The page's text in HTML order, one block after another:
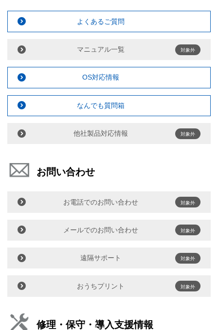
よくあるご質問
マニュアル一覧 対象外
OS対応情報
なんでも質問箱
他社製品対応情報 対象外
お問い合わせ
お電話でのお問い合わせ 対象外
メールでのお問い合わせ 対象外
遠隔サポート 対象外
おうちプリント 対象外
修理・保守・導入支援情報